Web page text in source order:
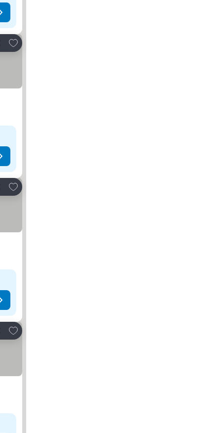
Lisää suosikkeihin
Lisää suosikkeihin
Lisää suosikkeihin